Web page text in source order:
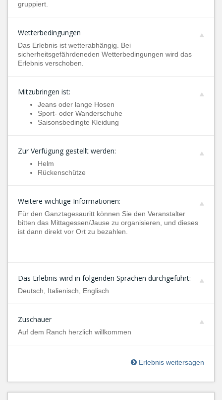
gruppiert.
Wetterbedingungen
Das Erlebnis ist wetterabhängig. Bei
sicherheitsgefährdeneden Wetterbedingungen wird das
Erlebnis verschoben.
Mitzubringen ist:
Jeans oder lange Hosen
Sport- oder Wanderschuhe
Saisonsbedingte Kleidung
Zur Verfügung gestellt werden:
Helm
Rückenschütze
Weitere wichtige Informationen:
Für den Ganztagesauritt können Sie den Veranstalter
bitten das Mittagessen/Jause zu organisieren, und dieses
ist dann direkt vor Ort zu bezahlen.
Das Erlebnis wird in folgenden Sprachen durchgeführt:
Deutsch, Italienisch, Englisch
Zuschauer
Auf dem Ranch herzlich willkommen
Erlebnis weitersagen